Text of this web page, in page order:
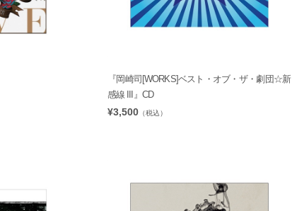
『岡崎司[WORKS]ベスト・オブ・ザ・劇団☆新
感線 III』CD
¥3,500 （税込）